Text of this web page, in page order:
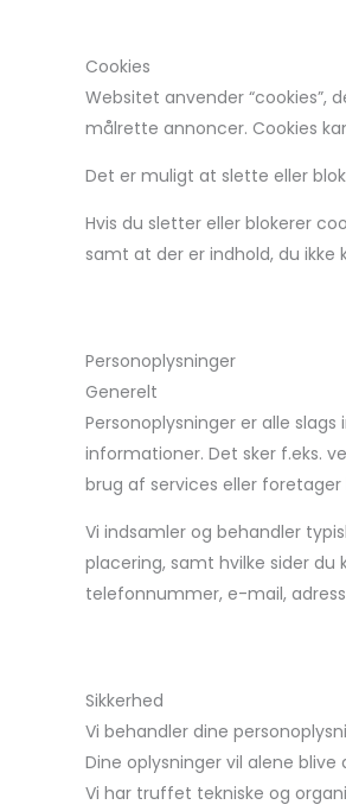
Cookies
Websitet anvender
målrette annoncer. Cookies
Det er muligt at slette eller
Hvis du sletter eller blokerer
samt at der er indhold, du ikke
Personoplysninger
Generelt
Personoplysninger er alle
informationer. Det sker f.eks.
brug af services eller foretager
Vi indsamler og behandler
placering, samt hvilke sider
telefonnummer, e-mail,
Sikkerhed
Vi behandler dine
Dine oplysninger vil alene
Vi har truffet tekniske og